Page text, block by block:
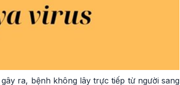
ra, bệnh không lây trực tiếp từ người sang